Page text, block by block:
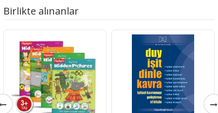
Birlikte alınanlar